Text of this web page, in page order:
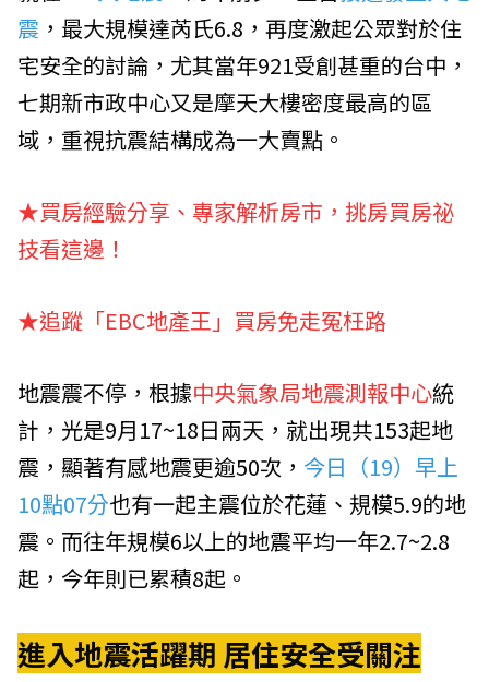
震 ，最大規模達芮氏6.8，再度激起公眾對於住
宅安全的討論，尤其當年921受創甚重的台中，
七期新市政中心又是摩天大樓密度最高的區
域，重視抗震結構成為一大賣點。
★買房經驗分享、專家解析房市，挑房買房祕
技看這邊！
★追蹤「EBC地產王」買房免走冤枉路
地震震不停，根據中央氣象局地震測報中心統
計，光是9月17~18日兩天，就出現共153起地
震，顯著有感地震更逾50次， 今日（19）早上
10點07分也有一起主震位於花蓮、規模5.9的地
震。而往年規模6以上的地震平均一年2.7~2.8
起，今年則已累積8起。
進入地震活躍期 居住安全受關注